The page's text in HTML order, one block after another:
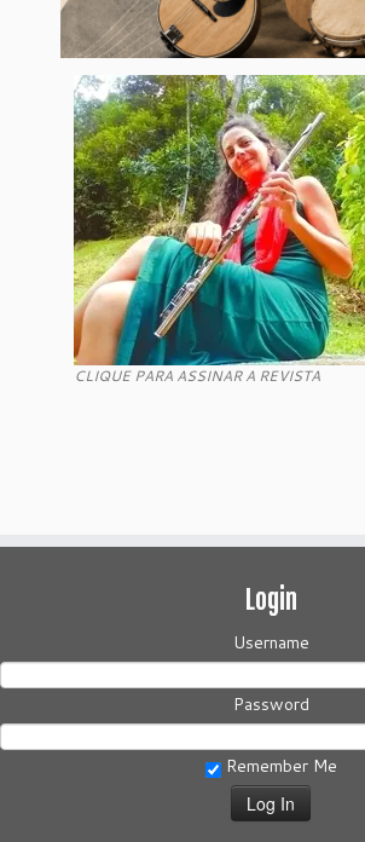
CLIQUE PARA ASSINAR A REVISTA
Login
Username
Password
Remember Me